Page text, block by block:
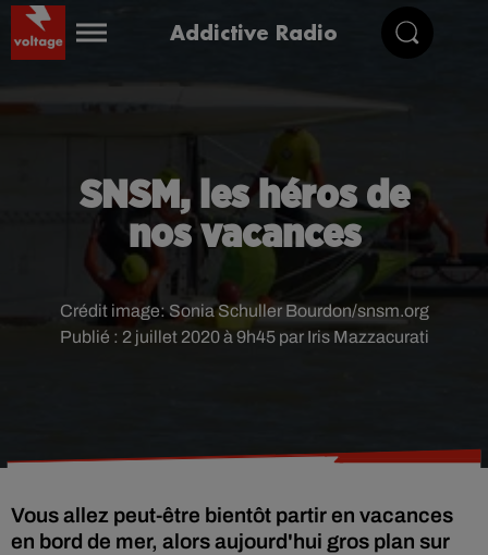
Addictive Radio
SNSM, les héros de
nos vacances
Publié : 2 juillet 2020 à 9h45 par Iris Mazzacurati
Crédit image: Sonia Schuller Bourdon/snsm.org
Vous allez peut-être bientôt partir en vacances
en bord de mer, alors aujourd'hui gros plan sur